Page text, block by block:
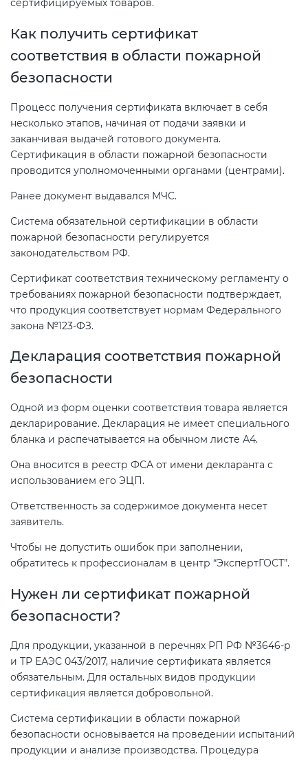
сертифицируемых товаров.
Как получить сертификат
соответствия в области пожарной
безопасности
Процесс получения сертификата включает в себя
несколько этапов, начиная от подачи заявки и
заканчивая выдачей готового документа.
Сертификация в области пожарной безопасности
проводится уполномоченными органами (центрами).
Ранее документ выдавался МЧС.
Система обязательной сертификации в области
пожарной безопасности регулируется
законодательством РФ.
Сертификат соответствия техническому регламенту о
требованиях пожарной безопасности подтверждает,
что продукция соответствует нормам Федерального
закона №123-ФЗ.
Декларация соответствия пожарной
безопасности
Одной из форм оценки соответствия товара является
декларирование. Декларация не имеет специального
бланка и распечатывается на обычном листе А4.
Она вносится в реестр ФСА от имени декларанта с
использованием его ЭЦП.
Ответственность за содержимое документа несет
заявитель.
Чтобы не допустить ошибок при заполнении,
обратитесь к профессионалам в центр “ЭкспертГОСТ”.
Нужен ли сертификат пожарной
безопасности?
Для продукции, указанной в перечнях РП РФ №3646-р
и ТР ЕАЭС 043/2017, наличие сертификата является
обязательным. Для остальных видов продукции
сертификация является добровольной.
Система сертификации в области пожарной
безопасности основывается на проведении испытаний
продукции и анализе производства. Процедура